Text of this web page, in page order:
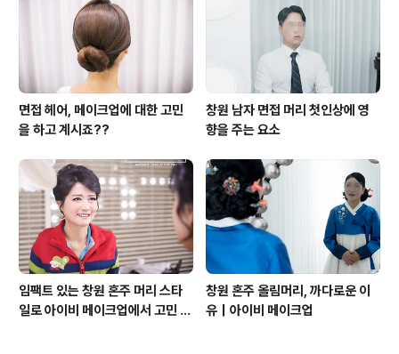
면접 헤어, 메이크업에 대한 고민
을 하고 계시죠??
창원 남자 면접 머리 첫인상에 영
향을 주는 요소
임팩트 있는 창원 혼주 머리 스타
일로 아이비 메이크업에서 고민 해
창원 혼주 올림머리, 까다로운 이
유｜아이비 메이크업